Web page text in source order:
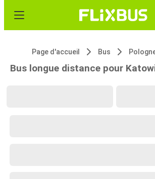
Page d'accueil Bus
Bus longue distance pour